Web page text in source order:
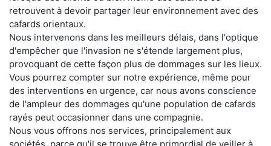
retrouvent à devoir partager leur environnement avec des
cafards orientaux.
Nous intervenons dans les meilleurs délais, dans l'optique
d'empêcher que l'invasion ne s'étende largement plus,
provoquant de cette façon plus de dommages sur les lieux.
Vous pourrez compter sur notre expérience, même pour
des interventions en urgence, car nous avons conscience
de l'ampleur des dommages qu'une population de cafards
rayés peut occasionner dans une compagnie.
Nous vous offrons nos services, principalement aux